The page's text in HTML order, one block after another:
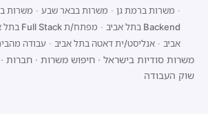
· משרות ברמת גן · משרות בבאר שבע · משרות
Backend בתל אביב
· מפתח/ת Full Stack בתל אביב
אביב · אנליסט/ית דאטה בתל אביב · עבודה
משרות סודיות בישראל · חיפוש משרות · חברות ·
שוק העבודה